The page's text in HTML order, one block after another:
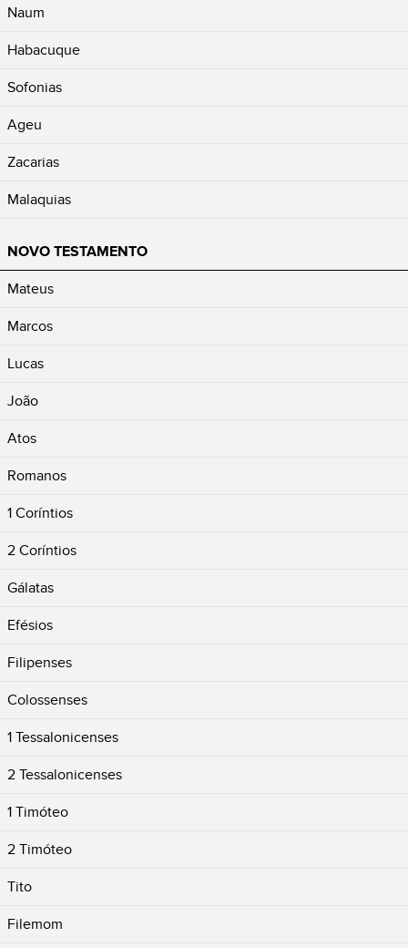
Naum
Habacuque
Sofonias
Ageu
Zacarias
Malaquias
NOVO TESTAMENTO
Mateus
Marcos
Lucas
João
Atos
Romanos
1 Coríntios
2 Coríntios
Gálatas
Efésios
Filipenses
Colossenses
1 Tessalonicenses
2 Tessalonicenses
1 Timóteo
2 Timóteo
Tito
Filemom